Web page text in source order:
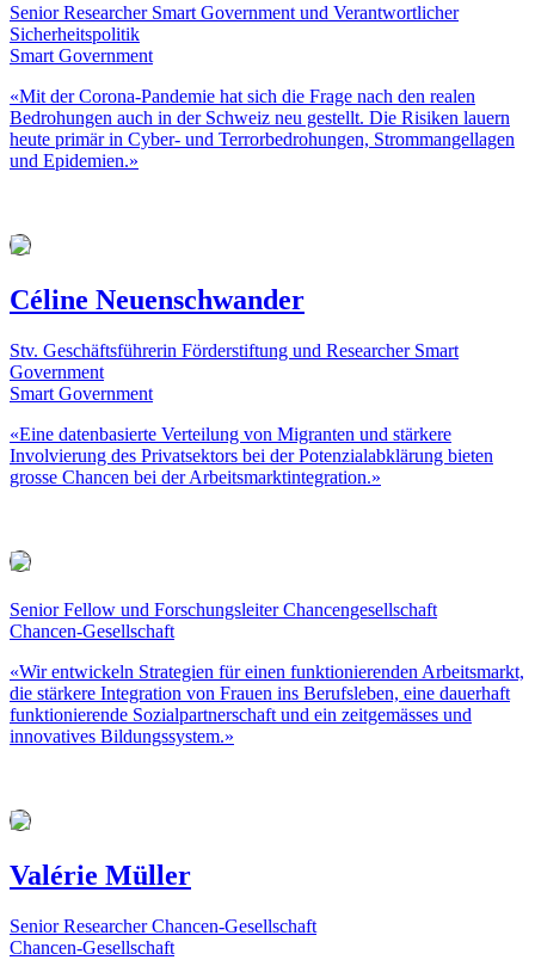
Senior Researcher Smart Government und Verantwortlicher
Sicherheitspolitik
Smart Government
«Mit der Corona-Pandemie hat sich die Frage nach den realen
Bedrohungen auch in der Schweiz neu gestellt. Die Risiken lauern
heute primär in Cyber- und Terrorbedrohungen, Strommangellagen
und Epidemien.»
Céline Neuenschwander
Stv. Geschäftsführerin Förderstiftung und Researcher Smart
Government
Smart Government
«Eine datenbasierte Verteilung von Migranten und stärkere
Involvierung des Privatsektors bei der Potenzialabklärung bieten
grosse Chancen bei der Arbeitsmarktintegration.»
Senior Fellow und Forschungsleiter Chancengesellschaft
Chancen-Gesellschaft
«Wir entwickeln Strategien für einen funktionierenden Arbeitsmarkt,
die stärkere Integration von Frauen ins Berufsleben, eine dauerhaft
funktionierende Sozialpartnerschaft und ein zeitgemässes und
innovatives Bildungssystem.»
Valérie Müller
Senior Researcher Chancen-Gesellschaft
Chancen-Gesellschaft